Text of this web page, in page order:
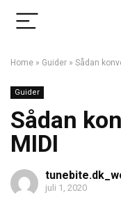
Home » Guider » Sådan
Guider
Sådan
MIDI
juli 1, 2020